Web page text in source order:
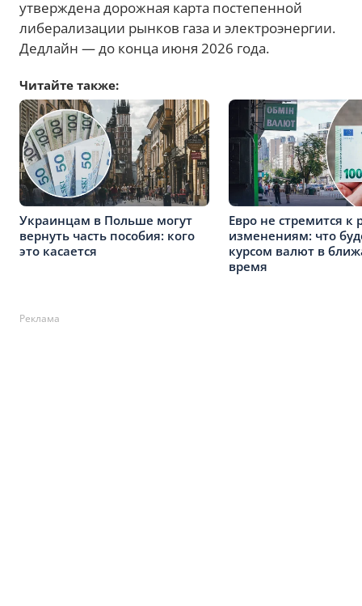
утверждена дорожная карта постепенной
либерализации рынков газа и электроэнергии.
Дедлайн — до конца июня 2026 года.
Читайте также:
Украинцам в Польше могут
вернуть часть пособия: кого
это касается
Евро не стремится к
изменениям: что
курсом валют в
время
Реклама